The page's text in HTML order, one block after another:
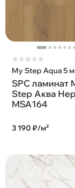
★★★★★
My Step Aqua 5
SPC ламинат
Step Аква
MSA164
3 190 ₽/м²